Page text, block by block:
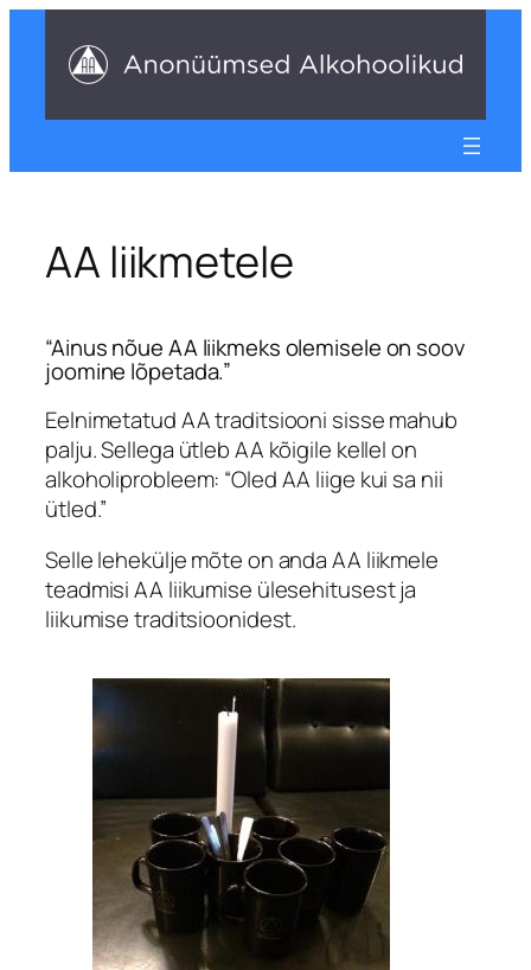
juurde
AA liikmetele
“Ainus nõue AA liikmeks olemisele on soov
joomine lõpetada.”
Eelnimetatud AA traditsiooni sisse mahub
palju. Sellega ütleb AA kõigile kellel on
alkoholiprobleem: “Oled AA liige kui sa nii
ütled.”
Selle lehekülje mõte on anda AA liikmele
teadmisi AA liikumise ülesehitusest ja
liikumise traditsioonidest.